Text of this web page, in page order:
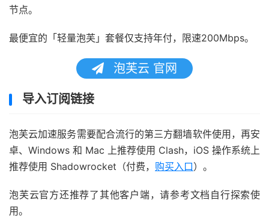
节点。
最便宜的「轻量泡芙」套餐仅支持年付，限速200Mbps。
泡芙云 官网
导入订阅链接
泡芙云加速服务需要配合流行的第三方翻墙软件使用，再安
卓、Windows 和 Mac 上推荐使用 Clash，iOS 操作系统上
推荐使用 Shadowrocket（付费， 购买入口）。
泡芙云官方还推荐了其他客户端，请参考文档自行探索使
用。